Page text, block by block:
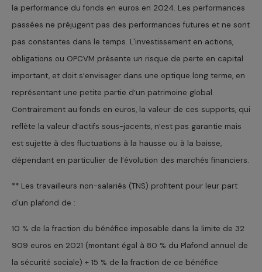
la performance du fonds en euros en 2024. Les performances
passées ne préjugent pas des performances futures et ne sont
pas constantes dans le temps. L'investissement en actions,
obligations ou OPCVM présente un risque de perte en capital
important, et doit s’envisager dans une optique long terme, en
représentant une petite partie d’un patrimoine global.
Contrairement au fonds en euros, la valeur de ces supports, qui
reflète la valeur d’actifs sous-jacents, n’est pas garantie mais
est sujette à des fluctuations à la hausse ou à la baisse,
dépendant en particulier de l’évolution des marchés financiers.
** Les travailleurs non-salariés (TNS) profitent pour leur part
d'un plafond de :
10 % de la fraction du bénéfice imposable dans la limite de 32
909 euros en 2021 (montant égal à 80 % du Plafond annuel de
la sécurité sociale) + 15 % de la fraction de ce bénéfice